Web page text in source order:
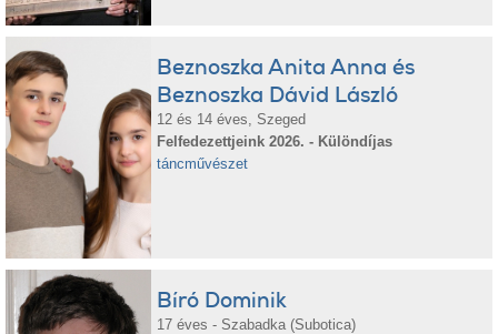
Beznoszka Anita Anna és
Beznoszka Dávid László
12 és 14 éves, Szeged
Felfedezettjeink 2026. - Különdíjas
táncművészet
Bíró Dominik
17 éves - Szabadka (Subotica)